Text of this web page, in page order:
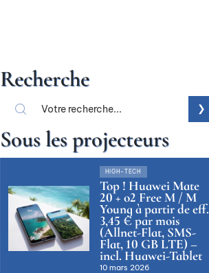
Recherche
Sous les projecteurs
HIGH-TECH
Top ! Huawei Mate
20 + o2 Free M / M
Young à partir de eff.
3,45 € par mois
(Allnet-Flat, SMS-
Flat, 10 GB LTE) –
incl. Huawei-Tablet
10 mars 2026